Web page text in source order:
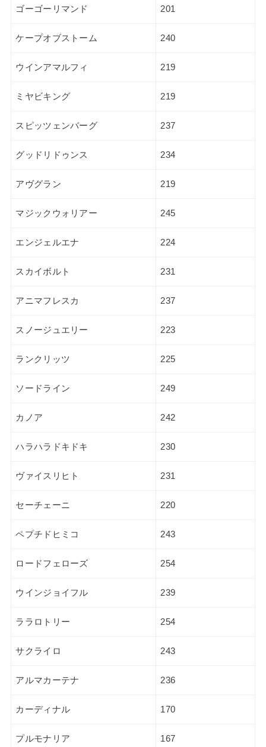
ゴーゴーリマンド 201
ケープオブストーム 240
ウインアマルフィ 219
ミヤビキング 219
スピッツェンバーグ 237
グッドリドゥンス 234
アヴグラン 219
マジックウォリアー 245
エンジェルエナ 224
スカイボルト 231
アニマフレスカ 237
スノージュエリー 223
ランクリッツ 225
ソードライン 249
カノア 242
ハラハラドキドキ 230
ヴァイスリヒト 231
セーチェーニ 220
ペプチドヒミコ 243
ロードフェローズ 254
ウインジョイフル 239
ララロトリー 254
サクライロ 243
アルマカーテナ 236
カーディナル 170
プルモナリア 167